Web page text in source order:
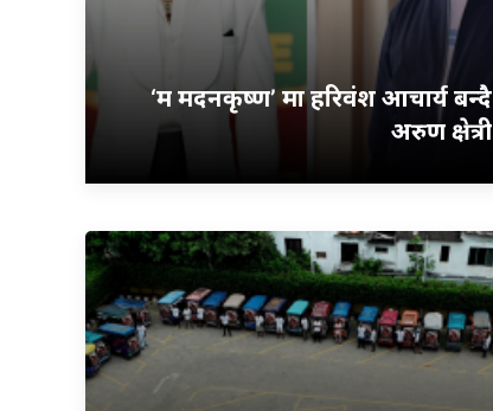
‘म मदनकृष्ण’ मा हरिवंश आचार्य बन्दै
अरुण क्षेत्री